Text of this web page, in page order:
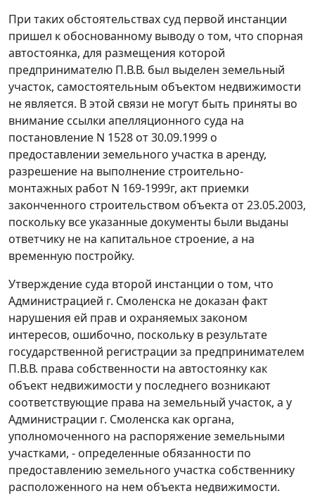
При таких обстоятельствах суд первой инстанции
пришел к обоснованному выводу о том, что спорная
автостоянка, для размещения которой
предпринимателю П.В.В. был выделен земельный
участок, самостоятельным объектом недвижимости
не является. В этой связи не могут быть приняты во
внимание ссылки апелляционного суда на
постановление N 1528 от 30.09.1999 о
предоставлении земельного участка в аренду,
разрешение на выполнение строительно-
монтажных работ N 169-1999г, акт приемки
законченного строительством объекта от 23.05.2003,
поскольку все указанные документы были выданы
ответчику не на капитальное строение, а на
временную постройку.
Утверждение суда второй инстанции о том, что
Администрацией г. Смоленска не доказан факт
нарушения ей прав и охраняемых законом
интересов, ошибочно, поскольку в результате
государственной регистрации за предпринимателем
П.В.В. права собственности на автостоянку как
объект недвижимости у последнего возникают
соответствующие права на земельный участок, а у
Администрации г. Смоленска как органа,
уполномоченного на распоряжение земельными
участками, - определенные обязанности по
предоставлению земельного участка собственнику
расположенного на нем объекта недвижимости.